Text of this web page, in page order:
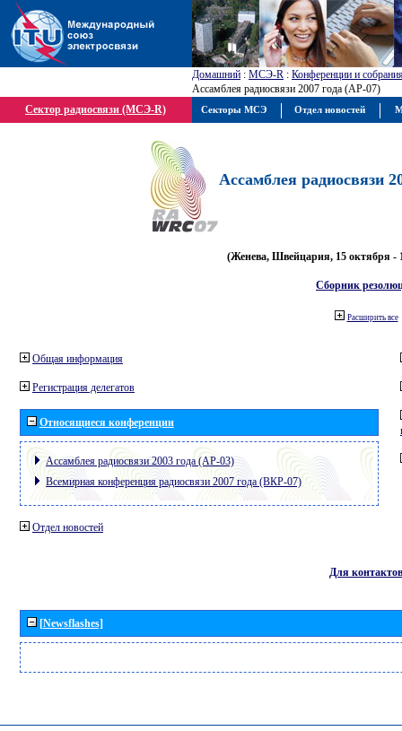
Домашний : МСЭ-R : Конференции и
Ассамблея радиосвязи 2007 года (АР-07)
Сектор радиосвязи (МСЭ-R)
Ассамблея радиосвязи
(Женева, Швейцария, 15 октября -
Сборник
Расширить все
Общая информация
Регистрация делегатов
Относящиеся конференции
Ассамблея радиосвязи 2003 года (АР-03)
Всемирная конференция радиосвязи 2007 года (ВКР-07)
Отдел новостей
Для контактов
[Newsflashes]
Секторы МСЭ Отдел новостей